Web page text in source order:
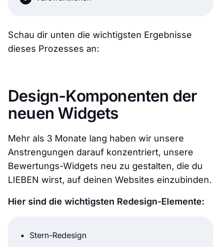
Schau dir unten die wichtigsten Ergebnisse
dieses Prozesses an:
Design-Komponenten der
neuen Widgets
Mehr als 3 Monate lang haben wir unsere
Anstrengungen darauf konzentriert, unsere
Bewertungs-Widgets neu zu gestalten, die du
LIEBEN wirst, auf deinen Websites einzubinden.
Hier sind die wichtigsten Redesign-Elemente:
Stern-Redesign